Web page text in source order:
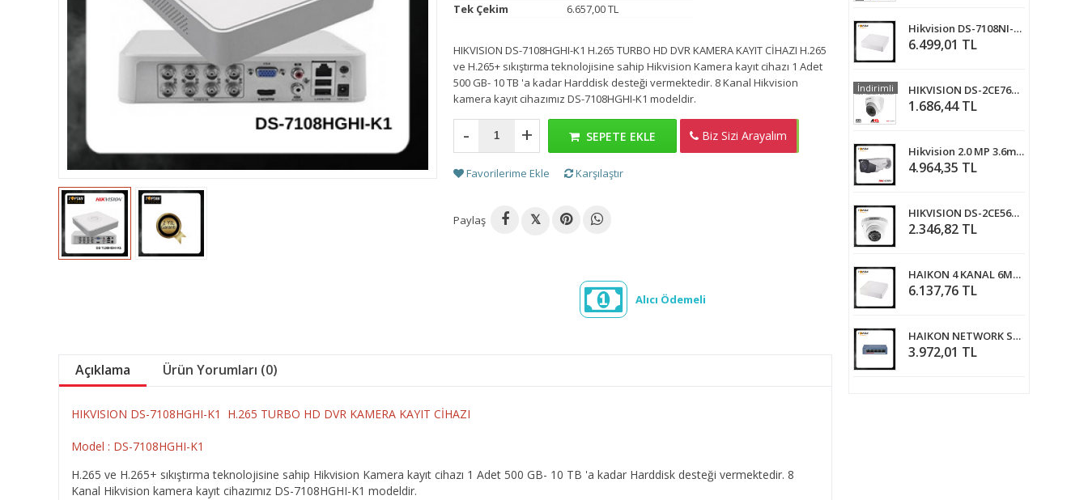
Tek Çekim
6.657,00 TL
HIKVISION DS-7108HGHI-K1 H.265 TURBO HD DVR KAMERA KAYIT CİHAZI H.265
ve H.265+ sıkıştırma teknolojisine sahip Hikvision Kamera kayıt cihazı 1 Adet
500 GB- 10 TB 'a kadar Harddisk desteği vermektedir. 8 Kanal Hikvision
kamera kayıt cihazımız DS-7108HGHI-K1 modeldir.
- + SEPETE EKLE HEMEN AL
Favorilerime Ekle Karşılaştır
Biz Sizi Arayalım
Paylaş 𝕏
Alıcı Ödemeli
Açıklama Ürün Yorumları (0)
HIKVISION DS-7108HGHI-K1 H.265 TURBO HD DVR KAMERA KAYIT CİHAZI
Model : DS-7108HGHI-K1
H.265 ve H.265+ sıkıştırma teknolojisine sahip Hikvision Kamera kayıt cihazı 1 Adet 500 GB- 10 TB 'a kadar Harddisk desteği vermektedir. 8
Kanal Hikvision kamera kayıt cihazımız DS-7108HGHI-K1 modeldir.
Hikvision DS-7108NI-Q1, 8 Kanal NVR Kayıt Cihazı.
6.499,01 TL
HIKVISION DS-2CE76D0T-EXIPF TURBO HD DOME GÜVENLİK KAMERASI - 2CE76D0T-EXIPF
1.686,44 TL
İndirimli
Hikvision 2.0 MP 3.6mm 1080P HD TVI EXIR 4 in 1 IR Bullet Kamera DS-2CE16D0T-IT5F
4.964,35 TL
HIKVISION DS-2CE56D0T-IRPF HD1080P Indoor IR Turret Kamera
2.346,82 TL
HAIKON 4 KANAL 6MP DESTEĞİ 1xHDMI,1xVGA,1 SATA NVR KAYIT CİHAZI (DS-7104NI-Q1)
6.137,76 TL
HAIKON NETWORK SWITCH DS-3E0105P-E/M(B) 4 x 10/100
3.972,01 TL